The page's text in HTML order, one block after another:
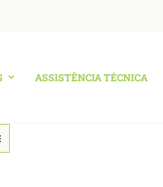
ASSISTÊNCIA TÉCNICA